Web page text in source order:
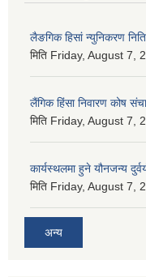
लैङगिक हिसां न्युनिकरण
मिति Friday, August 7,
लैंगिक हिंसा निवारण कोष
मिति Friday, August 7,
कार्यस्थलमा हुने यौनजन्य
मिति Friday, August 7,
अन्य